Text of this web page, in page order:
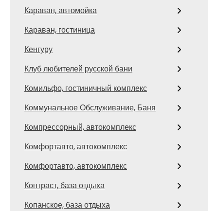
Караван, автомойка
Караван, гостиница
Кенгуру
Клуб любителей русской бани
Комильфо, гостиничный комплекс
Коммунальное Обслуживание, Баня
Компрессорный, автокомплекс
Комфортавто, автокомплекс
Комфортавто, автокомплекс
Контраст, база отдыха
Копанское, база отдыха